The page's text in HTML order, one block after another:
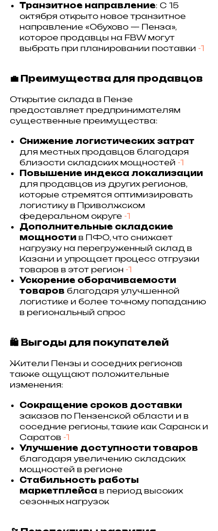
Транзитное направление: С 15
октября открыто новое транзитное
направление «Обухово — Пенза»,
которое продавцы на FBW могут
выбрать при планировании поставки -1
💼 Преимущества для продавцов
Открытие склада в Пензе
предоставляет предпринимателям
существенные преимущества:
Снижение логистических затрат
для местных продавцов благодаря
близости складских мощностей -1
Повышение индекса локализации
для продавцов из других регионов,
которые стремятся оптимизировать
логистику в Приволжском
федеральном округе -1
Дополнительные складские
мощности в ПФО, что снижает
нагрузку на перегруженный склад в
Казани и упрощает процесс отгрузки
товаров в этот регион -1
Ускорение оборачиваемости
товаров благодаря улучшенной
логистике и более точному попаданию
в региональный спрос
🛍 Выгоды для покупателей
Жители Пензы и соседних регионов
также ощущают положительные
изменения:
Сокращение сроков доставки
заказов по Пензенской области и в
соседние регионы, такие как Саранск и
Саратов -1
Улучшение доступности товаров
благодаря увеличению складских
мощностей в регионе
Стабильность работы
маркетплейса в период высоких
сезонных нагрузок